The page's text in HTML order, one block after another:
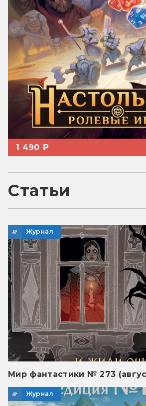
1 490 ₽
Статьи
Журнал
Мир фантастики № 273
Журнал